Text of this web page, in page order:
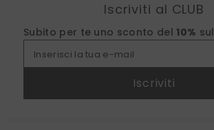
Iscriviti al CLUB
Subito per te uno sconto del 10% sul
Inserisci la tua e-mail
Iscriviti